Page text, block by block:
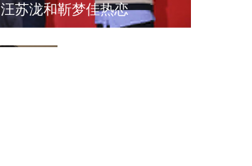
汪苏泷和靳梦佳热恋